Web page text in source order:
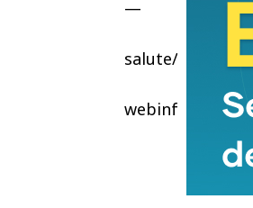
—
salute/sanita